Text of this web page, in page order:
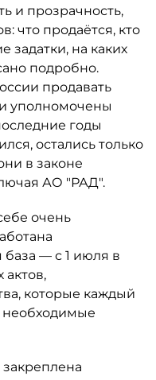
и прозрачность,
что продаётся, кто
задатки, на каких
подробно.
продавать
уполномочены
годы
остались только
в законе
АО "РАД".
очень
— с 1 июля в
актов,
которые каждый
необходимые
закреплена